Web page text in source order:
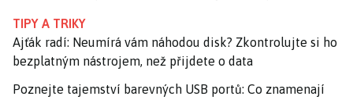
TIPY A TRIKY
Ajťák radí: Neumírá vám náhodou disk? Zkontrolujte si ho
bezplatným nástrojem, než přijdete o data
Poznejte tajemství barevných USB portů: Co znamenají